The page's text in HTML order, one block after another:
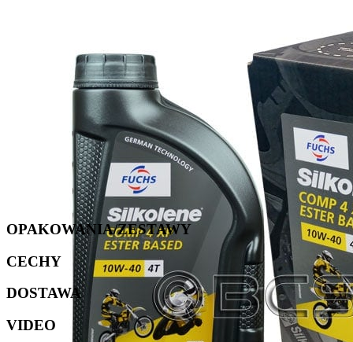
OPAKOWANIA/ZESTAWY
CECHY
DOSTAWA
VIDEO